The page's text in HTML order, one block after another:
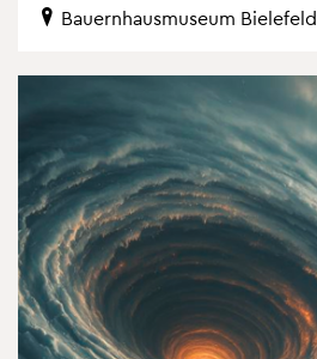
Bau­ern­haus­mu­se­um Bie­le­feld